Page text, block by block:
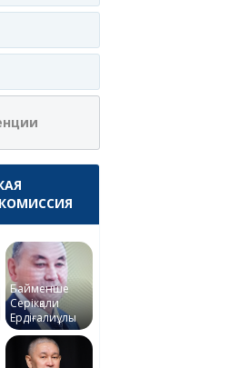
Байменше
Серікқали
Ердіғалиұлы